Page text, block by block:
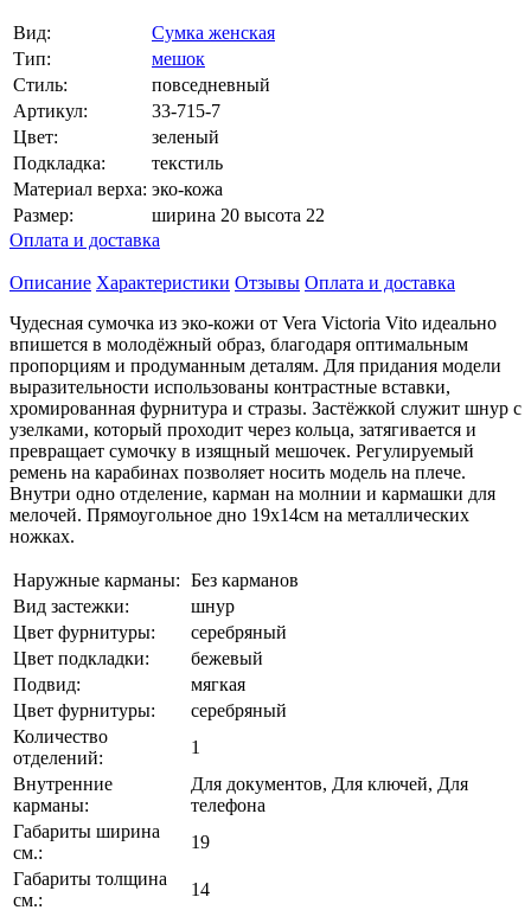
Вид:
Сумка женская
Тип:
мешок
Стиль:
повседневный
Артикул:
33-715-7
Цвет:
зеленый
Подкладка:
текстиль
Материал верха: эко-кожа
Размер:
ширина 20 высота 22
Оплата и доставка
Описание Характеристики Отзывы Оплата и доставка
Чудесная сумочка из эко-кожи от Vera Victoria Vito идеально
впишется в молодёжный образ, благодаря оптимальным
пропорциям и продуманным деталям. Для придания модели
выразительности использованы контрастные вставки,
хромированная фурнитура и стразы. Застёжкой служит шнур с
узелками, который проходит через кольца, затягивается и
превращает сумочку в изящный мешочек. Регулируемый
ремень на карабинах позволяет носить модель на плече.
Внутри одно отделение, карман на молнии и кармашки для
мелочей. Прямоугольное дно 19х14см на металлических
ножках.
Наружные карманы: Без карманов
Вид застежки:
шнур
Цвет фурнитуры:
серебряный
Цвет подкладки:
бежевый
Подвид:
мягкая
Цвет фурнитуры:
серебряный
Количество
отделений:
1
Внутренние
карманы:
Для документов, Для ключей, Для
телефона
Габариты ширина
см.:
19
Габариты толщина
см.:
14